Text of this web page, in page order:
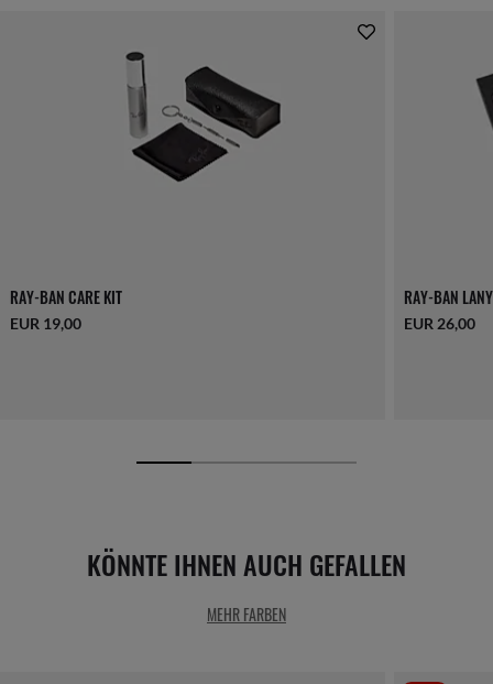
RAY-BAN CARE KIT
EUR 19,00
RAY-BAN
EUR 26,00
KÖNNTE IHNEN AUCH GEFALLEN
MEHR FARBEN